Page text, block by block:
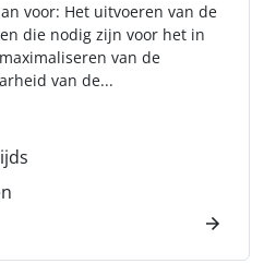
voor: Het uitvoeren van de
die nodig zijn voor het in
van de
van de...